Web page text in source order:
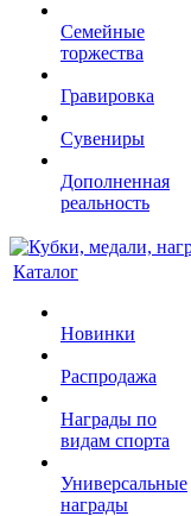
Семейные
торжества
Гравировка
Сувениры
Дополненная
реальность
Каталог
Новинки
Распродажа
Награды по
видам спорта
Универсальные
награды